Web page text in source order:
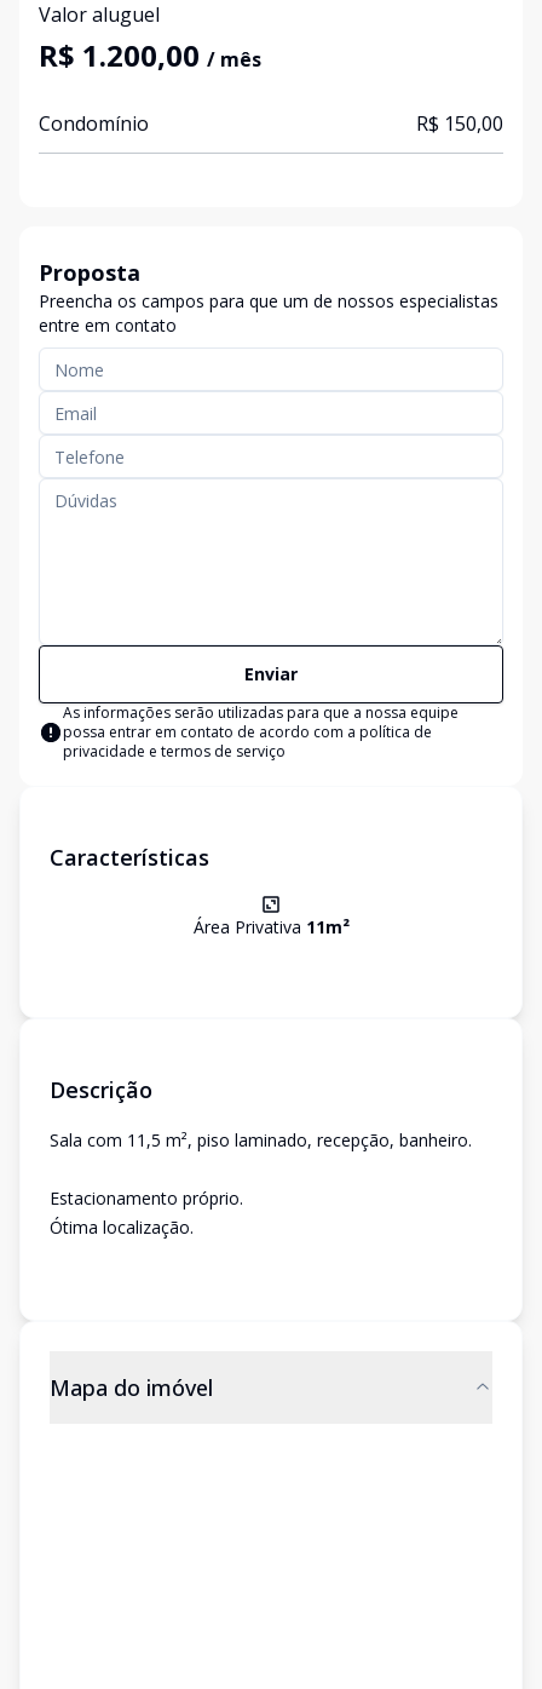
Valor aluguel
R$ 1.200,00 / mês
Condomínio R$ 150,00
Proposta
Preencha os campos para que um de nossos especialistas
entre em contato
Enviar
As informações serão utilizadas para que a nossa equipe
possa entrar em contato de acordo com a política de
privacidade e termos de serviço
Características
Área Privativa 11m²
Descrição
Sala com 11,5 m², piso laminado, recepção, banheiro.
Estacionamento próprio.
Ótima localização.
Mapa do imóvel